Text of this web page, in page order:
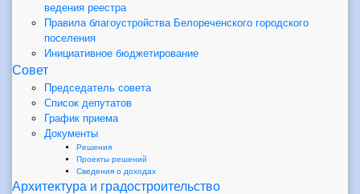
ведения реестра
Правила благоустройства Белореченского городского
поселения
Инициативное бюджетирование
Совет
Председатель совета
Список депутатов
График приема
Документы
Решения
Проекты решений
Сведения о доходах
Архитектура и градостроительство